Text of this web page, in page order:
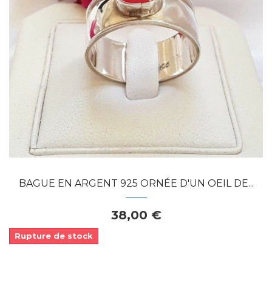
Dans mon panier
APERÇU RAPIDE
BAGUE EN ARGENT 925 ORNÉE D'UN OEIL DE...
38,00 €
Rupture de stock